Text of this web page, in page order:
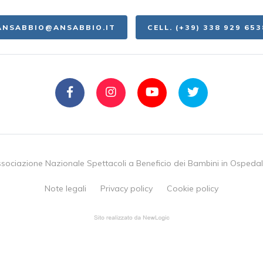
CELL. (+39) 338 929
Nazionale Spettacoli a Beneficio dei Bambini in
Note legali Privacy policy Cookie policy